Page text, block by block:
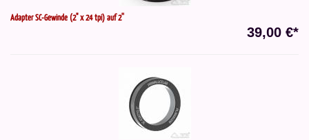
Adapter SC-Gewinde (2" x 24 tpi) auf 2''
39,00 €*